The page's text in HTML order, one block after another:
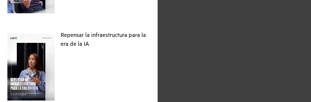
Repensar la infraestructura para la
era de la IApdf